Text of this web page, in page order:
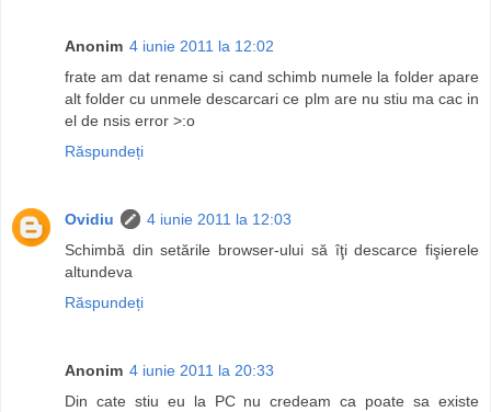
Anonim 4 iunie 2011 la 12:02
frate am dat rename si cand schimb numele la folder apare
alt folder cu unmele descarcari ce plm are nu stiu ma cac in
el de nsis error >:o
Răspundeți
Ovidiu
4 iunie 2011 la 12:03
Schimbă din setările browser-ului să îţi descarce fişierele
altundeva
Răspundeți
Anonim 4 iunie 2011 la 20:33
Din cate stiu eu la PC nu credeam ca poate sa existe